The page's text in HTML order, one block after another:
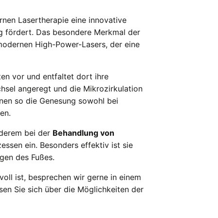
Lasertherapie eine innovative
fördert. Das besondere Merkmal der
High-Power-Lasers, der eine
vor und entfaltet dort ihre
angeregt und die Mikrozirkulation
so die Genesung sowohl bei
bei der Behandlung von
ein. Besonders effektiv ist sie
des Fußes.
ist, besprechen wir gerne in einem
Sie sich über die Möglichkeiten der